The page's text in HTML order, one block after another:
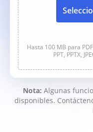
Hasta 100 MB para
PPT, PPTX,
Nota: Algunas
disponibles.